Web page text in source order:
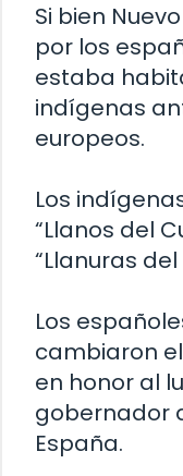
Si bien
por los
estaba
indígenas
europeos.
Los
“Llanos del
“Llanuras del
Los
cambiaron
en honor al
gobernador
España.